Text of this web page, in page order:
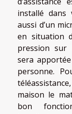
installé dans
aussi d’un
en situation
pression sur
sera
personne.
maison le
bon